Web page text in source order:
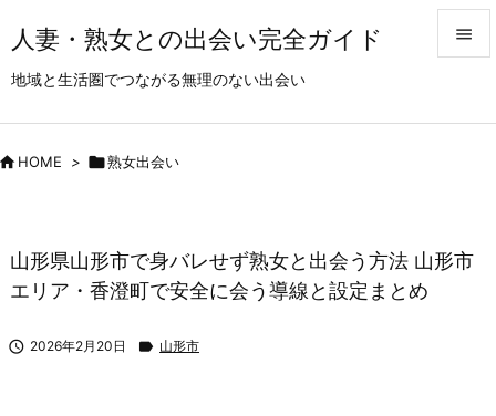
人妻・熟女との出会い完全ガイド
地域と生活圏でつながる無理のない出会い


次へ
HOME > 熟女出会い
山形県山形市で身バレせず熟女と出会う方法 山形市
エリア・香澄町で安全に会う導線と設定まとめ
 2026年2月20日  山形市